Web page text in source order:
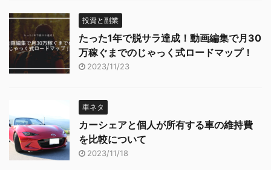
投資と副業
たった1年で脱サラ達成！動画編集で月30
万稼ぐまでのじゃっく式ロードマップ！
2023/11/23
車ネタ
カーシェアと個人が所有する車の維持費
を比較について
2023/11/18